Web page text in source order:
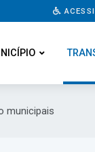
municipais